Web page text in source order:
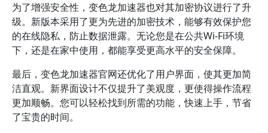
为了增强安全性，变色龙加速器也对其加密协议进行了升
级。新版本采用了更为先进的加密技术，能够有效保护您
的在线隐私，防止数据泄露。无论您是在公共Wi-Fi环境
下，还是在家中使用，都能享受更高水平的安全保障。
最后，变色龙加速器官网还优化了用户界面，使其更加简
洁直观。新界面设计不仅提升了美观度，更使得操作流程
更加顺畅。您可以轻松找到所需的功能，快速上手，节省
了宝贵的时间。